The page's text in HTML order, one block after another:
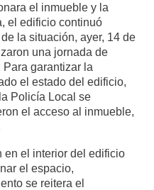
el inmueble y la
el edificio continuó
la situación, ayer, 14 de
una jornada de
garantizar la
el estado del edificio,
Policía Local se
el acceso al inmueble,
en el interior del edificio
el espacio,
se reitera el